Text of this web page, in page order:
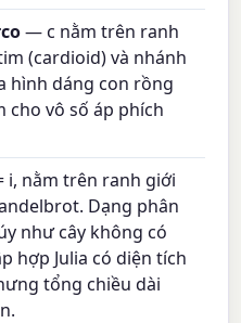
— c nằm trên ranh
(cardioid) và nhánh
hình dáng con rồng
cho vô số áp phích
i, nằm trên ranh giới
Dạng phân
như cây không có
hợp Julia có diện tích
tổng chiều dài